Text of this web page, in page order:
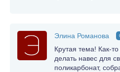
Элина Романова
Крутая тема! Как-
делать навес для
поликарбонат,